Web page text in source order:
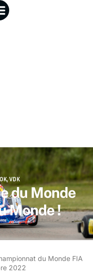
OK, VDK
du Monde
Monde !
du Monde FIA
2022